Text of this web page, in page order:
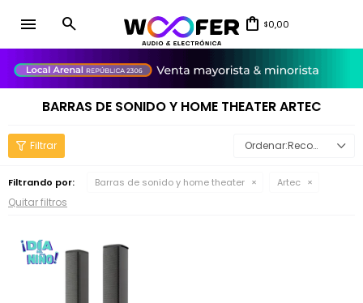
menu $0,00
BARRAS DE SONIDO Y HOME THEATER ARTEC
Recomendados
Filtrando por: Barras de sonido y home theater Artec
Quitar filtros
close